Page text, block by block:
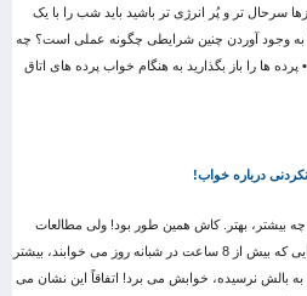
سرحال تر و پُر انرژی تر باشید باید شب را با یک
به وجود آوردن چنین شرایطی چگونه عملی است؟ چه
پرده ها را باز بگذارید به هنگام خواب پرده های اتاق
چه بیشتر، بهتر. کاش همین طور بود! ولی مطالعات
نشان می دهد احتمال مرگ زودرس در آنهایی که بیش از 8 ساعت در شبانه روز می خوابند، بیشتر
به بالش نرسیده، خوابش می برد! اتفاقاً این نشان می